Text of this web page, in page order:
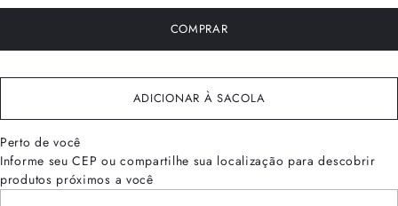
COMPRAR
ADICIONAR À SACOLA
Perto de você
Informe seu CEP ou compartilhe sua localização para descobrir
produtos próximos a você